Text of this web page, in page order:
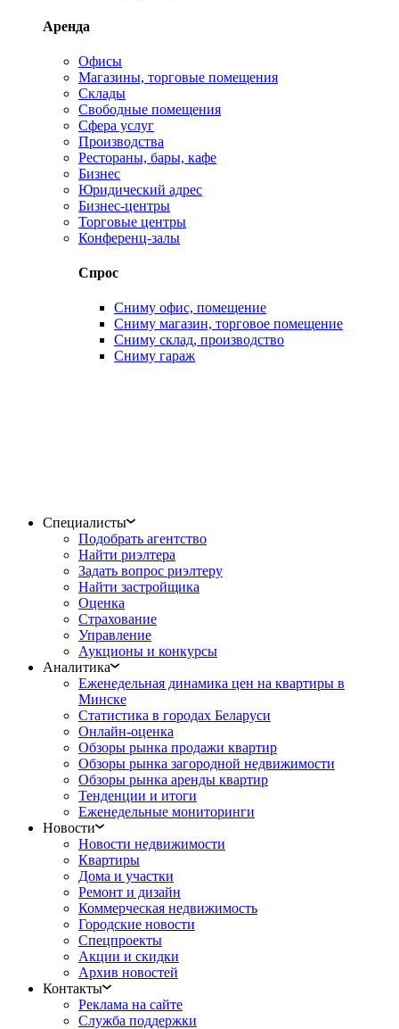
Аренда
Офисы
Магазины, торговые помещения
Склады
Свободные помещения
Сфера услуг
Производства
Рестораны, бары, кафе
Бизнес
Юридический адрес
Бизнес-центры
Торговые центры
Конференц-залы
Спрос
Сниму офис, помещение
Сниму магазин, торговое помещение
Сниму склад, производство
Сниму гараж
Специалисты
Подобрать агентство
Найти риэлтера
Задать вопрос риэлтеру
Найти застройщика
Оценка
Страхование
Управление
Аукционы и конкурсы
Аналитика
Еженедельная динамика цен на квартиры в
Минске
Статистика в городах Беларуси
Онлайн-оценка
Обзоры рынка продажи квартир
Обзоры рынка загородной недвижимости
Обзоры рынка аренды квартир
Тенденции и итоги
Еженедельные мониторинги
Новости
Новости недвижимости
Квартиры
Дома и участки
Ремонт и дизайн
Коммерческая недвижимость
Городские новости
Спецпроекты
Акции и скидки
Архив новостей
Контакты
Реклама на сайте
Служба поддержки